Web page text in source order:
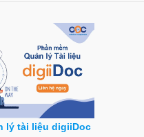
lý tài liệu digiiDoc